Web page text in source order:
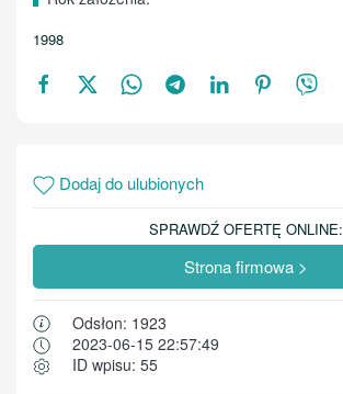
1998
Dodaj do ulubionych
SPRAWDŹ OFERTĘ ONLINE:
Strona firmowa >
Odsłon: 1923
2023-06-15 22:57:49
ID wpisu: 55